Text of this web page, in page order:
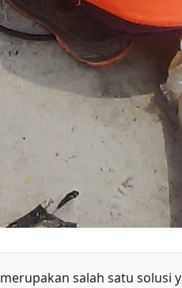
merupakan salah satu solusi